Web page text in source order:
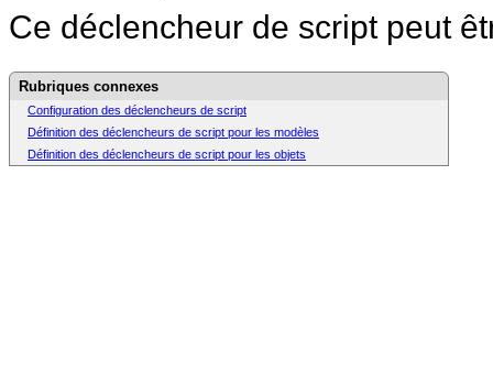
Ce déclencheur de script peut
Rubriques connexes
Configuration des déclencheurs de script
Définition des déclencheurs de script pour les modèles
Définition des déclencheurs de script pour les objets